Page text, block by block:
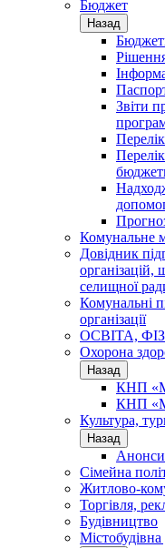
Бюджет
Назад
Звіти
Комунальне
Довідник
селищної
Комунальні
організації
ОСВІТА,
Охорона
Назад
КНП
КНП
Культура,
Назад
Анонси
Сімейна
Житлово-
Торгівля,
Будівництво